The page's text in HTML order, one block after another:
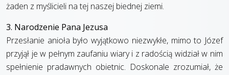
żaden z myślicieli na tej naszej biednej ziemi.
3. Narodzenie Pana Jezusa
Przesłanie anioła było wyjątkowo niezwykłe, mimo to Józef
przyjął je w pełnym zaufaniu wiary i z radością widział w nim
spełnienie pradawnych obietnic. Doskonale zrozumiał, że